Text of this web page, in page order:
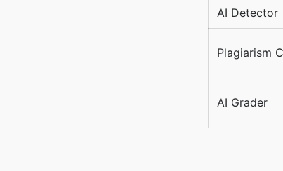
AI Detector
Plagiarism
AI Grader